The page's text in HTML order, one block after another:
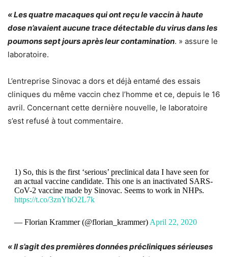
« Les quatre macaques qui ont reçu le vaccin à haute
dose n’avaient aucune trace détectable du virus dans les
poumons sept jours après leur contamination. » assure le
laboratoire.
L’entreprise Sinovac a dors et déjà entamé des essais
cliniques du même vaccin chez l’homme et ce, depuis le 16
avril. Concernant cette dernière nouvelle, le laboratoire
s’est refusé à tout commentaire.
1) So, this is the first ‘serious’ preclinical data I have seen for
an actual vaccine candidate. This one is an inactivated SARS-
CoV-2 vaccine made by Sinovac. Seems to work in NHPs.
https://t.co/3znYhO2L7k
— Florian Krammer (@florian_krammer)April 22, 2020
« Il s’agit des premières données précliniques sérieuses